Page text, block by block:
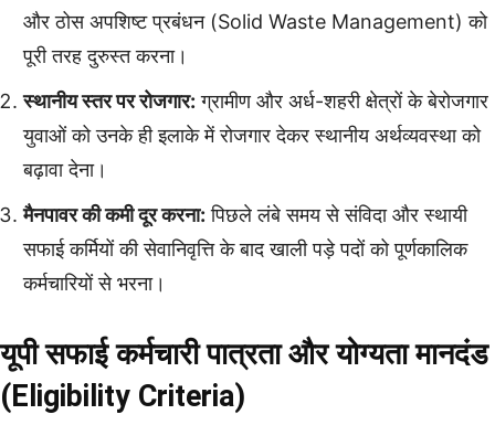
और ठोस अपशिष्ट प्रबंधन (Solid Waste Management) को
पूरी तरह दुरुस्त करना।
स्थानीय स्तर पर रोजगार: ग्रामीण और अर्ध-शहरी क्षेत्रों के बेरोजगार
युवाओं को उनके ही इलाके में रोजगार देकर स्थानीय अर्थव्यवस्था को
बढ़ावा देना।
मैनपावर की कमी दूर करना: पिछले लंबे समय से संविदा और स्थायी
सफाई कर्मियों की सेवानिवृत्ति के बाद खाली पड़े पदों को पूर्णकालिक
कर्मचारियों से भरना।
यूपी सफाई कर्मचारी पात्रता और योग्यता मानदंड
(Eligibility Criteria)